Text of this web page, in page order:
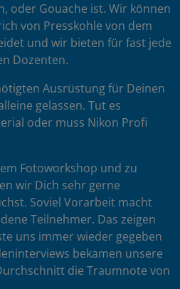
oder Gouache ist. Wir können
von Presskohle von dem
und wir bieten für fast jede
Dozenten.
Ausrüstung für Deinen
gelassen. Tut es
oder muss Nikon Profi
Fotoworkshop und zu
wir Dich sehr gerne
Soviel Vorarbeit macht
Teilnehmer. Das zeigen
uns immer wieder gegeben
bekamen unsere
die Traumnote von